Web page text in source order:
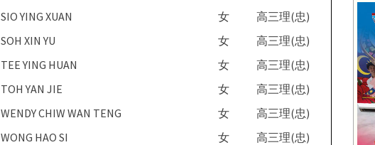
SIO YING XUAN 女
高三理(忠)
SOH XIN YU 女
高三理(忠)
TEE YING HUAN 女
高三理(忠)
TOH YAN JIE 女
高三理(忠)
WENDY CHIW WAN TENG 女
高三理(忠)
WONG HAO SI 女
高三理(忠)